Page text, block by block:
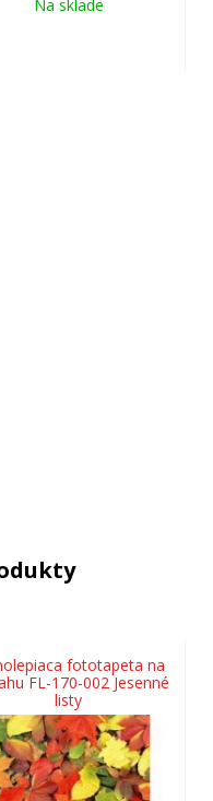
Na sklade
fototapeta na
FL-170-002 Jesenné
listy